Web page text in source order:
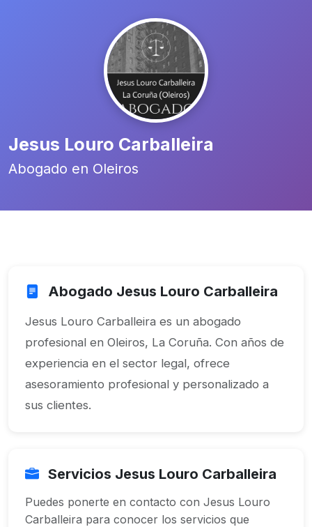
Jesus Louro Carballeira
Abogado en Oleiros
Abogado Jesus Louro Carballeira
Jesus Louro Carballeira es un abogado
profesional en Oleiros, La Coruña. Con años de
experiencia en el sector legal, ofrece
asesoramiento profesional y personalizado a
sus clientes.
Servicios Jesus Louro Carballeira
Puedes ponerte en contacto con Jesus Louro
Carballeira para conocer los servicios que